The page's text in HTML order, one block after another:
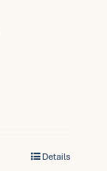
Details